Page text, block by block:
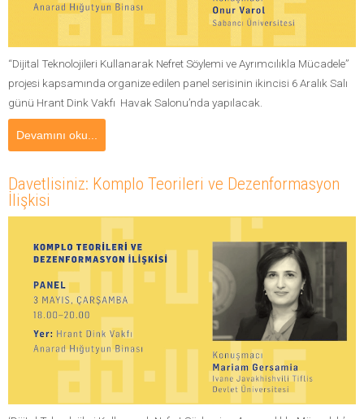
“Dijital Teknolojileri Kullanarak Nefret Söylemi ve Ayrımcılıkla Mücadele”
projesi kapsamında organize edilen panel serisinin ikincisi 6 Aralık Salı
günü Hrant Dink Vakfı Havak Salonu’nda yapılacak.
Devamını oku...
Davetlisiniz: Komplo Teorileri ve Dezenformasyon
İlişkisi